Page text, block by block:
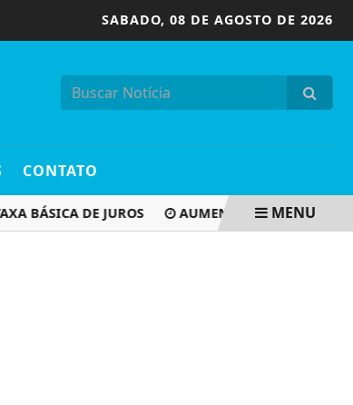
SABADO, 08 DE AGOSTO DE 2026
CONTATO
DE JUROS AUMENTO DE ETANOL NA
MENU